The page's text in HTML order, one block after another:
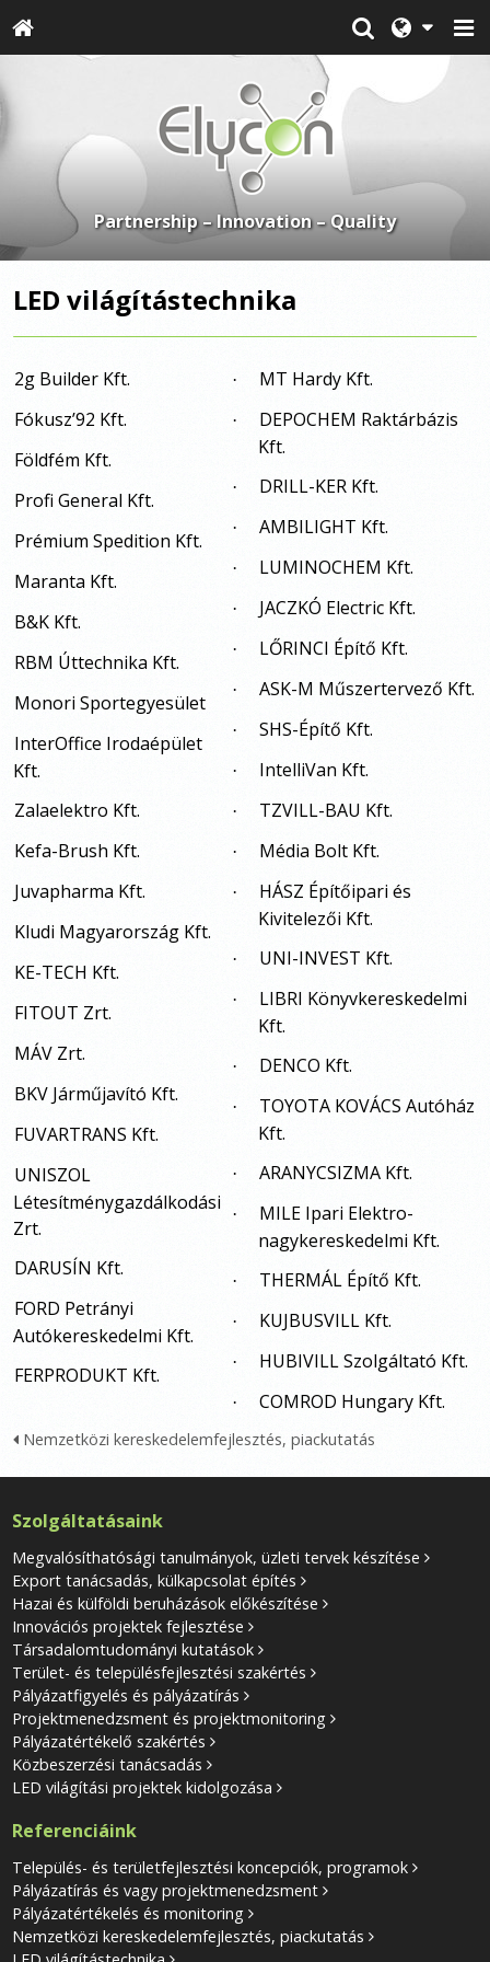
Partnership – Innovation – Quality
LED világítástechnika
2g Builder Kft.
Fókusz’92 Kft.
Földfém Kft.
Profi General Kft.
Prémium Spedition Kft.
Maranta Kft.
B&K Kft.
RBM Úttechnika Kft.
Monori Sportegyesület
InterOffice Irodaépület
Kft.
Zalaelektro Kft.
Kefa-Brush Kft.
Juvapharma Kft.
Kludi Magyarország Kft.
KE-TECH Kft.
FITOUT Zrt.
MÁV Zrt.
BKV Járműjavító Kft.
FUVARTRANS Kft.
UNISZOL
Létesítménygazdálkodási
Zrt.
DARUSÍN Kft.
FORD Petrányi
Autókereskedelmi Kft.
FERPRODUKT Kft.
· MT Hardy Kft.
·
DEPOCHEM Raktárbázis
Kft.
· DRILL-KER Kft.
· AMBILIGHT Kft.
· LUMINOCHEM Kft.
· JACZKÓ Electric Kft.
· LŐRINCI Építő Kft.
· ASK-M Műszertervező Kft.
· SHS-Építő Kft.
· IntelliVan Kft.
· TZVILL-BAU Kft.
· Média Bolt Kft.
·
HÁSZ Építőipari és
Kivitelezői Kft.
· UNI-INVEST Kft.
·
LIBRI Könyvkereskedelmi
Kft.
· DENCO Kft.
·
TOYOTA KOVÁCS Autóház
Kft.
· ARANYCSIZMA Kft.
·
MILE Ipari Elektro-
nagykereskedelmi Kft.
· THERMÁL Építő Kft.
· KUJBUSVILL Kft.
· HUBIVILL Szolgáltató Kft.
· COMROD Hungary Kft.
Nemzetközi kereskedelemfejlesztés, piackutatás
Szolgáltatásaink
Megvalósíthatósági tanulmányok, üzleti tervek készítése
Export tanácsadás, külkapcsolat építés
Hazai és külföldi beruházások előkészítése
Innovációs projektek fejlesztése
Társadalomtudományi kutatások
Terület- és településfejlesztési szakértés
Pályázatfigyelés és pályázatírás
Projektmenedzsment és projektmonitoring
Pályázatértékelő szakértés
Közbeszerzési tanácsadás
LED világítási projektek kidolgozása
Referenciáink
Település- és területfejlesztési koncepciók, programok
Pályázatírás és vagy projektmenedzsment
Pályázatértékelés és monitoring
Nemzetközi kereskedelemfejlesztés, piackutatás